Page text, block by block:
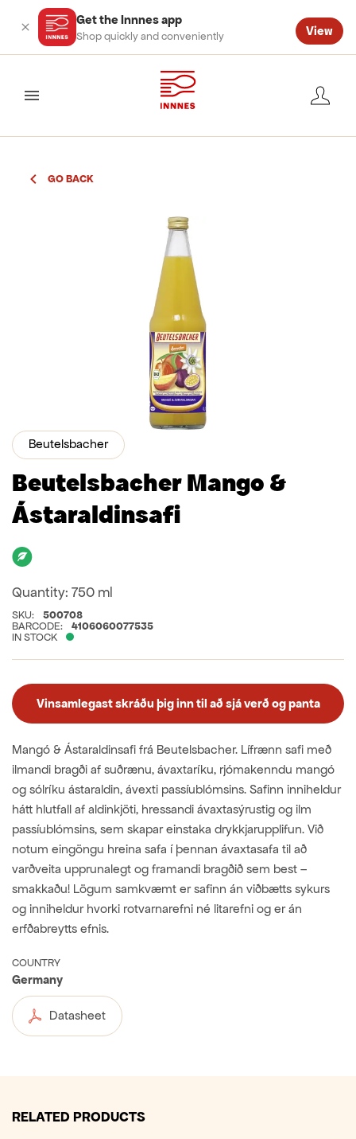
Get the Innnes app
Shop quickly and conveniently View
valmynd
GO BACK
Beutelsbacher
Beutelsbacher Mango &
Ástaraldinsafi
Quantity: 750 ml
SKU:
500708
BARCODE:
4106060077535
IN STOCK
Vinsamlegast skráðu þig inn til að sjá verð og panta
Mangó & Ástaraldinsafi frá Beutelsbacher. Lífrænn safi með
ilmandi bragði af suðrænu, ávaxtaríku, rjómakenndu mangó
og sólríku ástaraldin, ávexti passíublómsins. Safinn inniheldur
hátt hlutfall af aldinkjöti, hressandi ávaxtasýrustig og ilm
passíublómsins, sem skapar einstaka drykkjarupplifun. Við
notum eingöngu hreina safa í þennan ávaxtasafa til að
varðveita upprunalegt og framandi bragðið sem best –
smakkaðu! Lögum samkvæmt er safinn án viðbætts sykurs
og inniheldur hvorki rotvarnarefni né litarefni og er án
erfðabreytts efnis.
COUNTRY
Germany
Datasheet
RELATED PRODUCTS